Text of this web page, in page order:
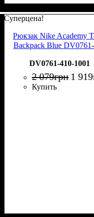
Суперцена!
Рюкзак Nike Academy
Backpack Blue
DV0761-410-1001
2 079грн 1 919
Купить